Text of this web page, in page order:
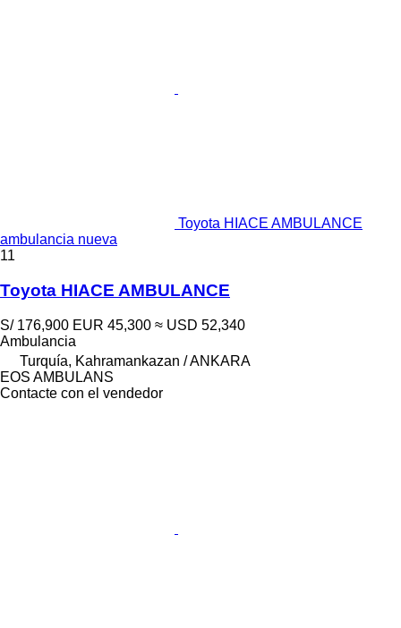
Toyota HIACE AMBULANCE
ambulancia nueva
11
Toyota HIACE AMBULANCE
S/ 176,900 EUR 45,300 ≈ USD 52,340
Ambulancia
Turquía, Kahramankazan / ANKARA
EOS AMBULANS
Contacte con el vendedor